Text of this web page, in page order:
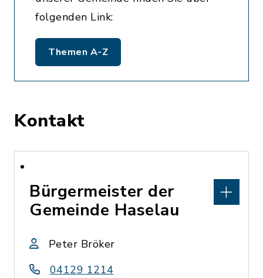
folgenden Link:
Themen A-Z
Kontakt
Bürgermeister der
Gemeinde Haselau
Peter Bröker
04129 1214